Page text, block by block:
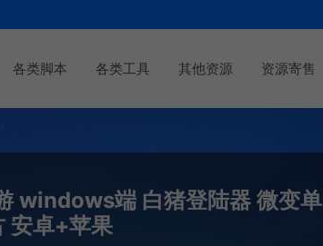
各类脚本 各类工具 其他资源 资源寄售
windows端 白猪登陆器 微变单
安卓+苹果